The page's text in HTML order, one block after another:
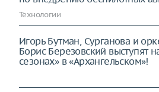
Технологии
Игорь Бутман, Сурганова и
Борис Березовский выступят
сезонах» в «Архангельском»!